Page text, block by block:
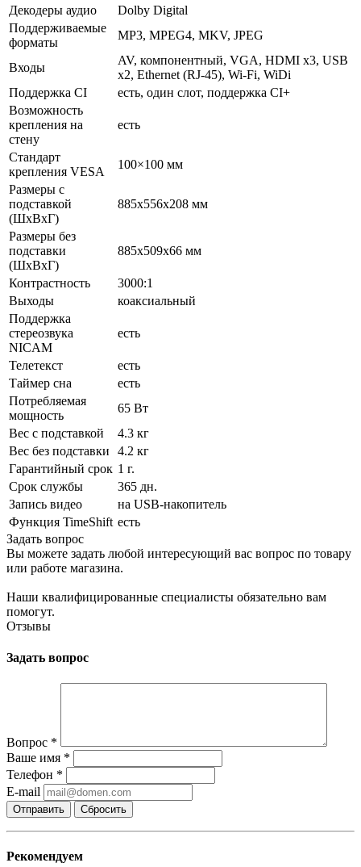
Декодеры аудио
Dolby Digital
Поддерживаемые
форматы
MP3, MPEG4, MKV, JPEG
Входы
AV, компонентный, VGA, HDMI x3, USB
x2, Ethernet (RJ-45), Wi-Fi, WiDi
Поддержка CI
есть, один слот, поддержка CI+
Возможность
крепления на
стену
есть
Стандарт
крепления VESA
100×100 мм
Размеры с
подставкой
(ШxВxГ)
885x556x208 мм
Размеры без
подставки
(ШxВxГ)
885x509x66 мм
Контрастность
3000:1
Выходы
коаксиальный
Поддержка
стереозвука
NICAM
есть
Телетекст
есть
Таймер сна
есть
Потребляемая
мощность
65 Вт
Вес с подставкой
4.3 кг
Вес без подставки
4.2 кг
Гарантийный срок 1 г.
Срок службы
365 дн.
Запись видео
на USB-накопитель
Функция TimeShift есть
Задать вопрос
Вы можете задать любой интересующий вас вопрос по товару
или работе магазина.
Наши квалифицированные специалисты обязательно вам
помогут.
Отзывы
Задать вопрос
Вопрос *
Ваше имя *
Телефон *
E-mail
Сбросить
Рекомендуем